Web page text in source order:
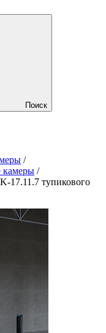
Поиск
/
камеры /
17.11.7 тупикового